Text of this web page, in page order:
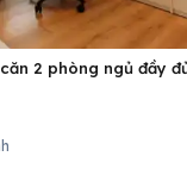
2 phòng ngủ đầy